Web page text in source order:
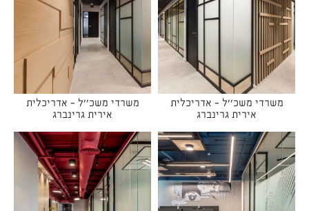
משרדי משכ''ל - אדריכלית
אירית גרינברג
משרדי משכ''ל - אדריכלית
אירית גרינברג